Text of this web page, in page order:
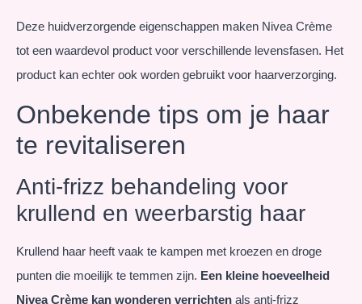
Deze huidverzorgende eigenschappen maken Nivea Crème
tot een waardevol product voor verschillende levensfasen. Het
product kan echter ook worden gebruikt voor haarverzorging.
Onbekende tips om je haar
te revitaliseren
Anti-frizz behandeling voor
krullend en weerbarstig haar
Krullend haar heeft vaak te kampen met kroezen en droge
punten die moeilijk te temmen zijn. Een kleine hoeveelheid
Nivea Crème kan wonderen verrichten als anti-frizz